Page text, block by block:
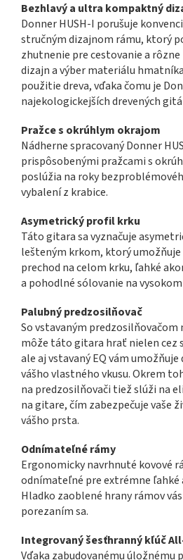
Bezhlavý a ultra kompaktný
Donner HUSH-I porušuje
stručným dizajnom rámu, ktorý
zhutnenie pre cestovanie a rôzne
dizajn a výber materiálu
použitie dreva, vďaka čomu je
najekologickejších drevených
Pražce s okrúhlym okrajom
Nádherne spracovaný Donner
prispôsobenými pražcami s
poslúžia na roky
vybalení z krabice.
Asymetrický profil krku
Táto gitara sa vyznačuje
lešteným krkom, ktorý umožňuje
prechod na celom krku, ľahké
a pohodlné sólovanie na
Palubný predzosilňovač
So vstavaným
môže táto gitara hrať nielen cez
ale aj vstavaný EQ vám
vášho vlastného vkusu. Okrem
na predzosilňovači tiež slúži na
na gitare, čím zabezpečuje vaše
vášho prsta.
Odnímateľné rámy
Ergonomicky navrhnuté kovové
odnímateľné pre extrémne ľahké
Hladko zaoblené hrany rámov
porezaním sa.
Integrovaný šesťhranný kľúč
Vďaka zabudovanému úložnému